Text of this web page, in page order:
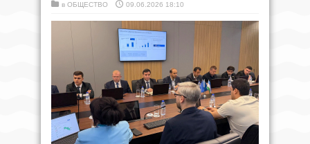
в ОБЩЕСТВО 09.06.2026 18:10